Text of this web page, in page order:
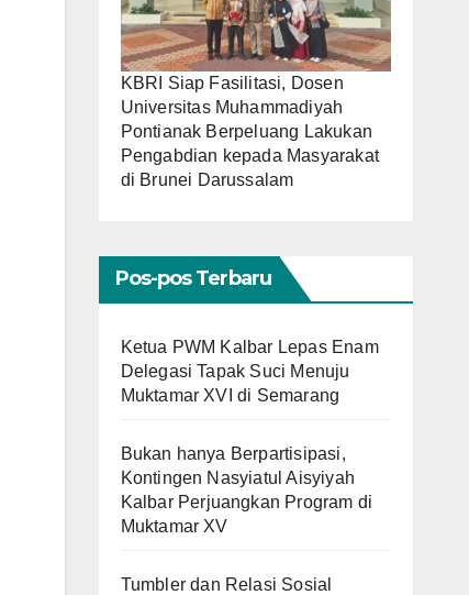
KBRI Siap Fasilitasi, Dosen
Universitas Muhammadiyah
Pontianak Berpeluang Lakukan
Pengabdian kepada Masyarakat
di Brunei Darussalam
Pos-pos Terbaru
Ketua PWM Kalbar Lepas Enam
Delegasi Tapak Suci Menuju
Muktamar XVI di Semarang
Bukan hanya Berpartisipasi,
Kontingen Nasyiatul Aisyiyah
Kalbar Perjuangkan Program di
Muktamar XV
Tumbler dan Relasi Sosial